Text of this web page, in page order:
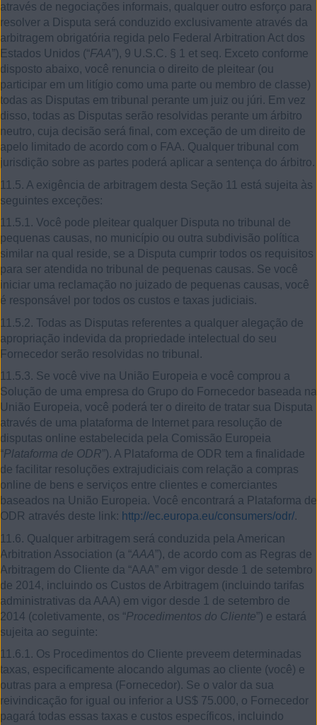
através de negociações informais, qualquer outro esforço para
resolver a Disputa será conduzido exclusivamente através da
arbitragem obrigatória regida pelo Federal Arbitration Act dos
Estados Unidos (“FAA”), 9 U.S.C. § 1 et seq. Exceto conforme
disposto abaixo, você renuncia o direito de pleitear (ou
participar em um litígio como uma parte ou membro de classe)
todas as Disputas em tribunal perante um juiz ou júri. Em vez
disso, todas as Disputas serão resolvidas perante um árbitro
neutro, cuja decisão será final, com exceção de um direito de
apelo limitado de acordo com o FAA. Qualquer tribunal com
jurisdição sobre as partes poderá aplicar a sentença do árbitro.
11.5. A exigência de arbitragem desta Seção 11 está sujeita às
seguintes exceções:
11.5.1. Você pode pleitear qualquer Disputa no tribunal de
pequenas causas, no município ou outra subdivisão política
similar na qual reside, se a Disputa cumprir todos os requisitos
para ser atendida no tribunal de pequenas causas. Se você
iniciar uma reclamação no juizado de pequenas causas, você
é responsável por todos os custos e taxas judiciais.
11.5.2. Todas as Disputas referentes a qualquer alegação de
apropriação indevida da propriedade intelectual do seu
Fornecedor serão resolvidas no tribunal.
11.5.3. Se você vive na União Europeia e você comprou a
Solução de uma empresa do Grupo do Fornecedor baseada na
União Europeia, você poderá ter o direito de tratar sua Disputa
através de uma plataforma de Internet para resolução de
disputas online estabelecida pela Comissão Europeia
“Plataforma de ODR”). A Plataforma de ODR tem a finalidade
de facilitar resoluções extrajudiciais com relação a compras
online de bens e serviços entre clientes e comerciantes
baseados na União Europeia. Você encontrará a Plataforma de
ODR através deste link: http://ec.europa.eu/consumers/odr/.
11.6. Qualquer arbitragem será conduzida pela American
Arbitration Association (a “AAA”), de acordo com as Regras de
Arbitragem do Cliente da “AAA” em vigor desde 1 de setembro
de 2014, incluindo os Custos de Arbitragem (incluindo tarifas
administrativas da AAA) em vigor desde 1 de setembro de
2014 (coletivamente, os “Procedimentos do Cliente”) e estará
sujeita ao seguinte:
11.6.1. Os Procedimentos do Cliente preveem determinadas
taxas, especificamente alocando algumas ao cliente (você) e
outras para a empresa (Fornecedor). Se o valor da sua
reivindicação for igual ou inferior a US$ 75.000, o Fornecedor
pagará todas essas taxas e custos específicos, incluindo